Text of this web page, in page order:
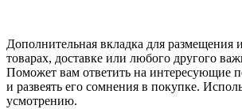
Дополнительная вкладка для размещения
товарах, доставке или любого другого
Поможет вам ответить на интересующие
и развеять его сомнения в покупке.
усмотрению.